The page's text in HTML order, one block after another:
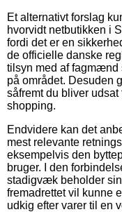
Et alternativt forslag
hvorvidt netbutikken i
fordi det er en
de officielle danske
tilsyn med af fagmænd
på området. Desuden
såfremt du bliver
shopping.
Endvidere kan det
mest relevante
eksempelvis den
bruger. I den
stadigvæk beholder
fremadrettet vil kunne
udkig efter varer til en